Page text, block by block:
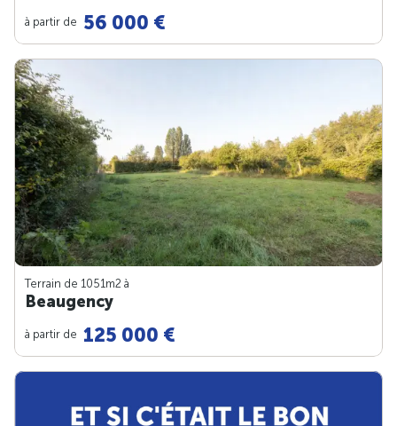
à partir de 56 000 €
Terrain de 1051m2 à
Beaugency
à partir de 125 000 €